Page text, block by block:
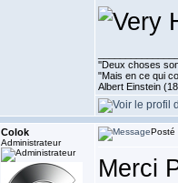
''Deux choses
"Mais en ce qui
Albert Einstein
Colok
Administrateur
Posté
Merci